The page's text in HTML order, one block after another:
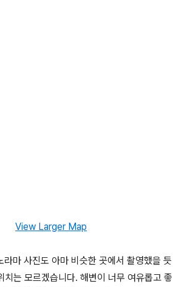
View Larger Map
마 사진도 아마 비슷한 곳에서 촬영했을 듯
치는 모르겠습니다. 해변이 너무 여유롭고 좋